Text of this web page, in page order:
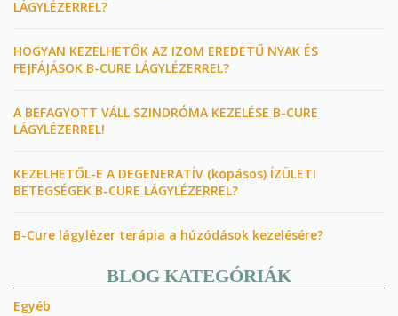
LÁGYLÉZERREL?
HOGYAN KEZELHETŐK AZ IZOM EREDETŰ NYAK ÉS
FEJFÁJÁSOK B-CURE LÁGYLÉZERREL?
A BEFAGYOTT VÁLL SZINDRÓMA KEZELÉSE B-CURE
LÁGYLÉZERREL!
KEZELHETŐL-E A DEGENERATÍV (kopásos) ÍZÜLETI
BETEGSÉGEK B-CURE LÁGYLÉZERREL?
B-Cure lágylézer terápia a húzódások kezelésére?
BLOG KATEGÓRIÁK
Egyéb